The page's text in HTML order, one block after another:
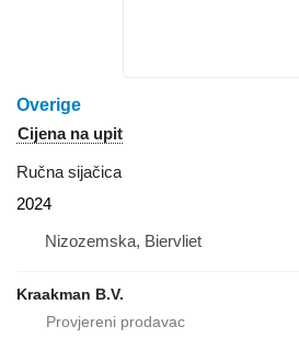
Overige
Cijena na upit
Ručna sijačica
2024
Nizozemska, Biervliet
Kraakman B.V.